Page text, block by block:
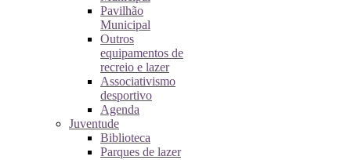
Pavilhão
Municipal
Outros
equipamentos de
recreio e lazer
Associativismo
desportivo
Agenda
Juventude
Biblioteca
Parques de lazer